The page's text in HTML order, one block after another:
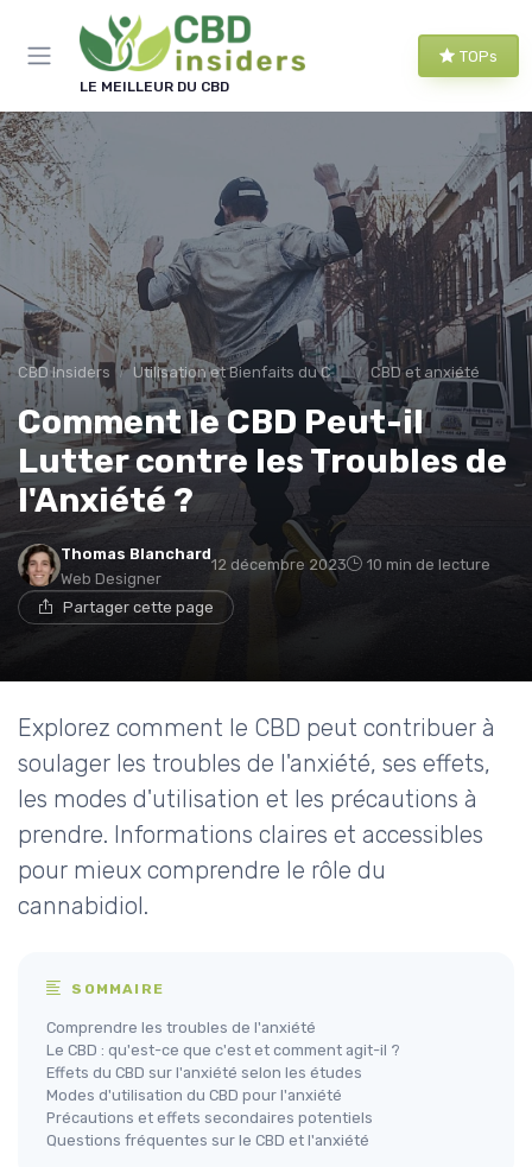
LE MEILLEUR DU CBD
TOPs
CBD Insiders Utilisation et Bienfaits du CBD CBD et anxiété
Comment le CBD Peut-il
Lutter contre les Troubles de
l'Anxiété ?
Thomas Blanchard
Web Designer
12 décembre 2023 10 min de lecture
Partager cette page
Explorez comment le CBD peut contribuer à
soulager les troubles de l'anxiété, ses effets,
les modes d'utilisation et les précautions à
prendre. Informations claires et accessibles
pour mieux comprendre le rôle du
cannabidiol.
SOMMAIRE
Comprendre les troubles de l'anxiété
Le CBD : qu'est-ce que c'est et comment agit-il ?
Effets du CBD sur l'anxiété selon les études
Modes d'utilisation du CBD pour l'anxiété
Précautions et effets secondaires potentiels
Questions fréquentes sur le CBD et l'anxiété
Panneau de gestion des cookies